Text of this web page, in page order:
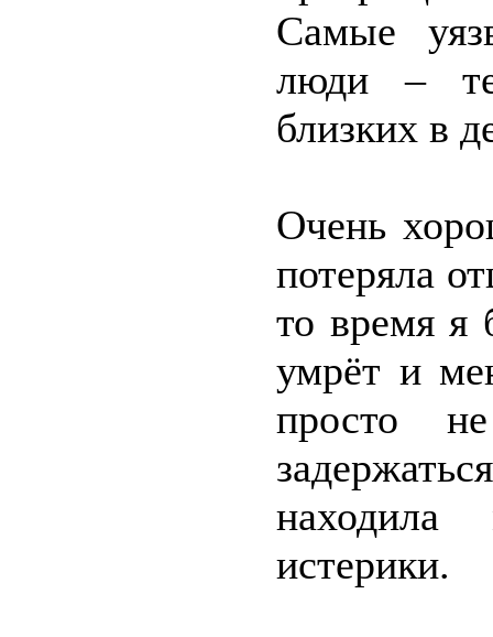
Самые
люди –
близких в
Очень
потеряла
то время я
умрёт и
просто
истерики.